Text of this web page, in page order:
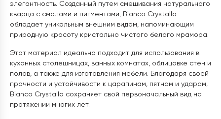
элегантность. Созданный путем смешивания натурального
кварца с смолами и пигментами, Bianco Crystallo
обладает уникальным внешним видом, напоминающим
природную красоту кристально чистого белого мрамора.
Этот материал идеально подходит для использования в
кухонных столешницах, ванных комнатах, облицовке стен и
полов, а также для изготовления мебели. Благодаря своей
прочности и устойчивости к царапинам, пятнам и ударам,
Bianco Crystallo сохраняет свой первоначальный вид на
протяжении многих лет.